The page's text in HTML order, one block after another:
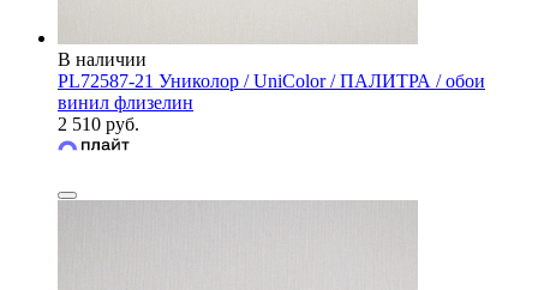
В наличии
PL72587-21 Униколор / UniColor / ПАЛИТРА / обои
винил флизелин
2 510 руб.